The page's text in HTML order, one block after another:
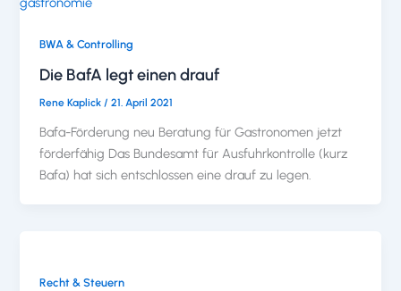
BWA & Controlling
Die BafA legt einen drauf
Rene Kaplick /21. April 2021
Bafa-Förderung neu Beratung für Gastronomen jetzt
förderfähig Das Bundesamt für Ausfuhrkontrolle (kurz
Bafa) hat sich entschlossen eine drauf zu legen.
Recht & Steuern